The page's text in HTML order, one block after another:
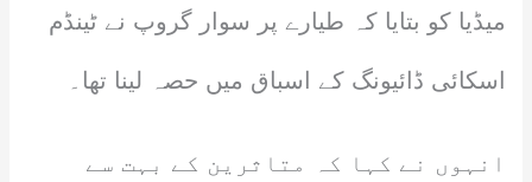
میڈیا کو بتایا کہ طیارے پر سوار گروپ نے ٹینڈم
اسکائی ڈائیونگ کے اسباق میں حصہ لینا تھا۔
انہوں نے کہا کہ متاثرین کے بہت سے